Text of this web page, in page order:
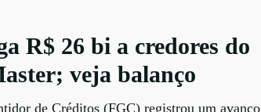
R$ 26 bi a credores do
veja balanço
de Créditos (FGC) registrou um avanço